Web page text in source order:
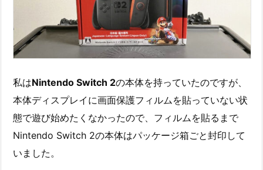
私はNintendo Switch 2の本体を持っていたのですが、
本体ディスプレイに画面保護フィルムを貼っていない状
態で遊び始めたくなかったので、フィルムを貼るまで
Nintendo Switch 2の本体はパッケージ箱ごと封印して
いました。